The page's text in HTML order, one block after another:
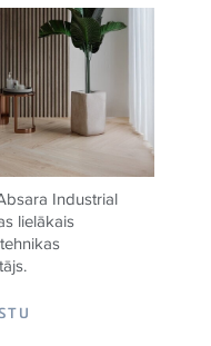
Industrial
lielākais